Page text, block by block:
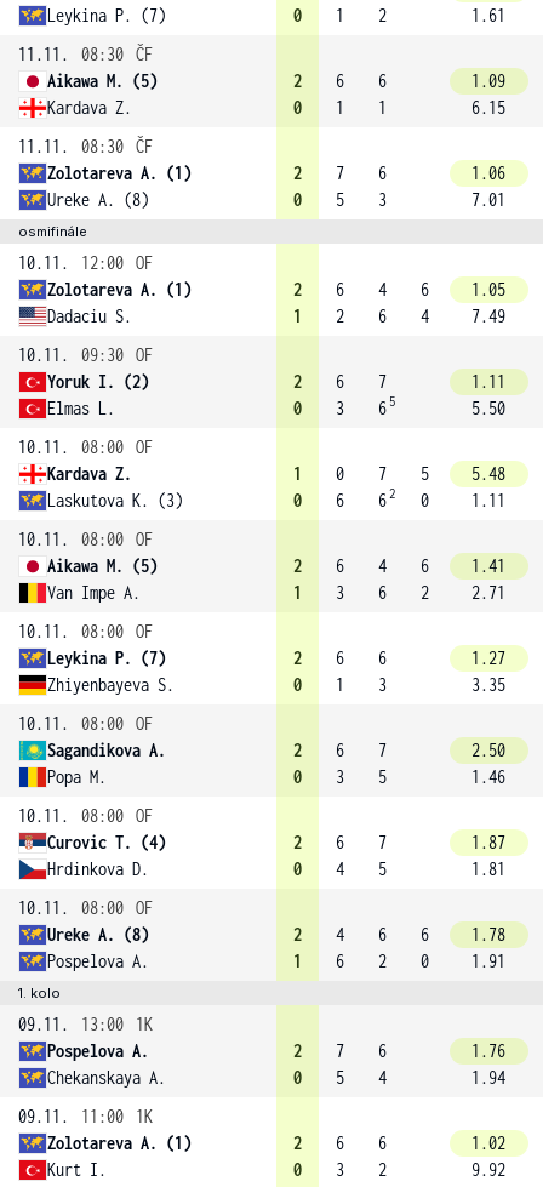
Leykina P. (7)
0
1
2
1.61
11.11.
08:30 ČF
Aikawa M. (5)
Kardava Z.
2
0
6
1
6
1
1.09
6.15
11.11.
08:30 ČF
Zolotareva A. (1)
Ureke A. (8)
2
0
7
5
6
3
1.06
7.01
osmifinále
10.11. 12:00 OF
Zolotareva A. (1)
Dadaciu S.
2
1
6
2
4
6
6
4
1.05
7.49
10.11.
09:30 OF
Yoruk I. (2)
Elmas L.
2
0
6
3
7
6 5
1.11
5.50
10.11.
08:00 OF
Kardava Z.
Laskutova K. (3)
1
0
0
6
7
62
5
0
5.48
1.11
10.11.
08:00 OF
Aikawa M. (5)
Van Impe A.
2
1
6
3
4
6
6
2
1.41
2.71
10.11.
08:00 OF
Leykina P. (7)
Zhiyenbayeva S.
2
0
6
1
6
3
1.27
3.35
10.11.
08:00 OF
Sagandikova A.
Popa M.
2
0
6
3
7
5
2.50
1.46
10.11.
08:00 OF
Curovic T. (4)
Hrdinkova D.
2
0
6
4
7
5
1.87
1.81
10.11.
08:00 OF
Ureke A. (8)
Pospelova A.
2
1
4
6
6
2
6
0
1.78
1.91
1. kolo
09.11. 13:00
1K
Pospelova A.
Chekanskaya A.
2
0
7
5
6
4
1.76
1.94
09.11.
11:00
1K
Zolotareva A. (1)
Kurt I.
2
0
6
3
6
2
1.02
9.92